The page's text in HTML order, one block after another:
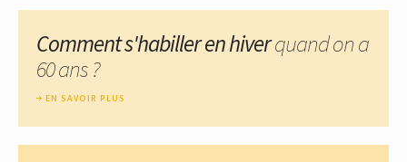
Comment s'habiller en hiverquand on a
60 ans ?
EN SAVOIR PLUS